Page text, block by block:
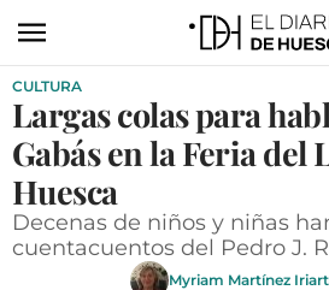
ACTUALIDAD
ECONOMÍA
TECNOLOGÍA
TURISMO
AGROALIMENTACIÓN
CULTURA
Largas colas para
Gabás en la Feria del
Huesca
Decenas de niños y niñas
cuentacuentos del Pedro J.
Myriam Martínez